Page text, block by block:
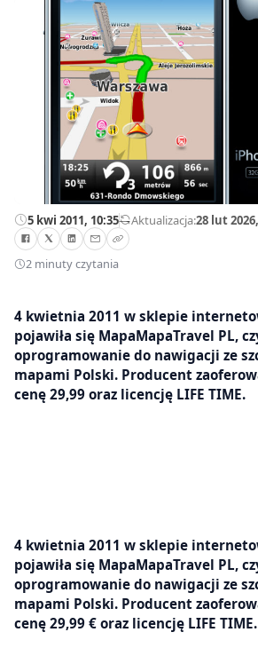
5 kwi 2011, 10:35—Aktualizacja:28 lut
2 minuty czytania
4 kwietnia 2011 w sklepie
pojawiła się MapaMapaTravel PL,
oprogramowanie do nawigacji ze
mapami Polski. Producent
cenę 29,99 oraz licencję LIFE TIME.
4 kwietnia 2011 w sklepie
pojawiła się MapaMapaTravel PL,
oprogramowanie do nawigacji ze
mapami Polski. Producent
cenę 29,99 € oraz licencję LIFE TIME.